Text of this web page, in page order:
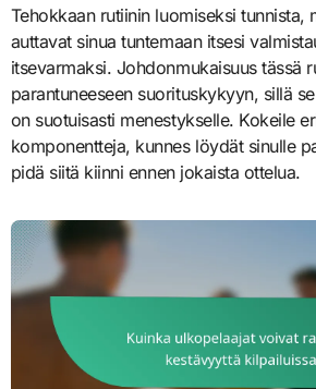
Tehokkaan rutiinin luomiseksi tunnista,
auttavat sinua tuntemaan itsesi
itsevarmaksi. Johdonmukaisuus tässä
parantuneeseen suorituskykyyn, sillä
on suotuisasti menestykselle. Kokeile
komponentteja, kunnes löydät sinulle
pidä siitä kiinni ennen jokaista ottelua.